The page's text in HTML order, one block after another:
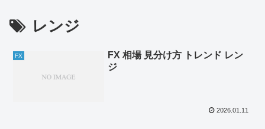
レンジ
FX
FX 相場 見分け方 トレンド レン
ジ
2026.01.11